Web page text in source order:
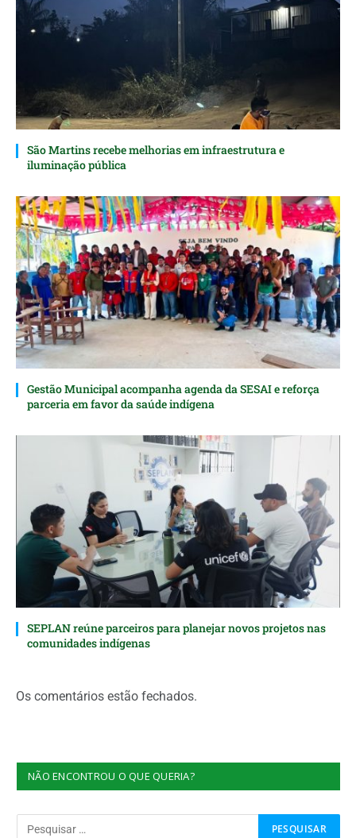
São Martins recebe melhorias em infraestrutura e
iluminação pública
Gestão Municipal acompanha agenda da SESAI e reforça
parceria em favor da saúde indígena
SEPLAN reúne parceiros para planejar novos projetos nas
comunidades indígenas
Os comentários estão fechados.
NÃO ENCONTROU O QUE QUERIA?